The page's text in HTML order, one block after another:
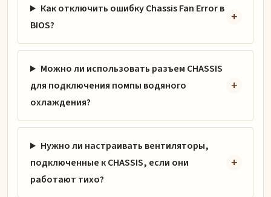
Как отключить ошибку Chassis Fan Error в
BIOS?
Можно ли использовать разъем CHASSIS
для подключения помпы водяного
охлаждения?
Нужно ли настраивать вентиляторы,
подключенные к CHASSIS, если они
работают тихо?